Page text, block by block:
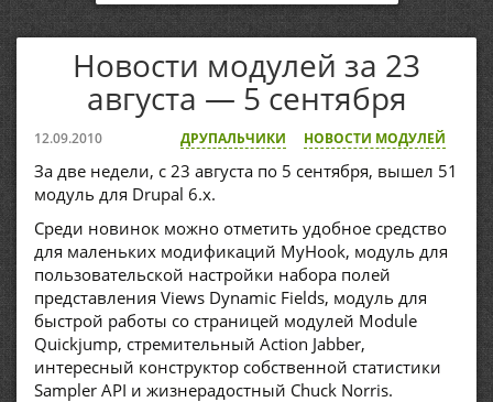
Новости модулей за 23
августа — 5 сентября
12.09.2010 ДРУПАЛЬЧИКИ НОВОСТИ МОДУЛЕЙ
За две недели, с 23 августа по 5 сентября, вышел 51
модуль для Drupal 6.x.
Среди новинок можно отметить удобное средство
для маленьких модификаций MyHook, модуль для
пользовательской настройки набора полей
представления Views Dynamic Fields, модуль для
быстрой работы со страницей модулей Module
Quickjump, стремительный Action Jabber,
интересный конструктор собственной статистики
Sampler API и жизнерадостный Chuck Norris.